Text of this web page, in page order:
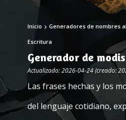
Inicio Generadores de nombres
Escritura
Generador de
Actualizado: 2026-04-24 (creado:
Las frases hechas y los
del lenguaje cotidiano,